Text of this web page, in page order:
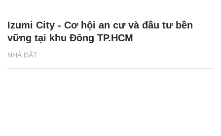
NHÀ ĐẤT
Izumi City - Cơ hội an cư và đầu tư bền
vững tại khu Đông TP.HCM